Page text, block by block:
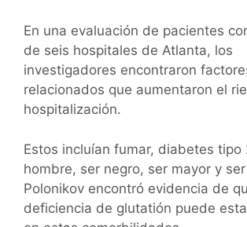
En una evaluación de pacientes
de seis hospitales de Atlanta, los
investigadores encontraron
relacionados que aumentaron el
hospitalización.
Estos incluían fumar, diabetes tipo
hombre, ser negro, ser mayor y
Polonikov encontró evidencia de
deficiencia de glutatión puede